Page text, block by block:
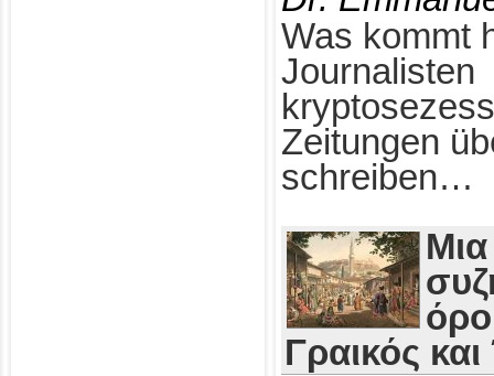
Was kommt
Journalisten
Zeitungen
schreiben…
Μια
Γραικός